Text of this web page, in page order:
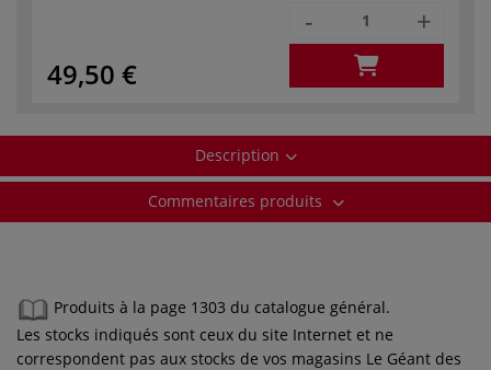
49,50 €
- +
Description
Commentaires produits
Produits à la page 1303 du catalogue général.
Les stocks indiqués sont ceux du site Internet et ne
correspondent pas aux stocks de vos magasins Le Géant des